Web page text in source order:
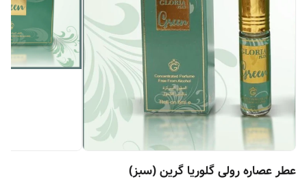
عطر عصاره رولی گلوریا گرین (سبز)